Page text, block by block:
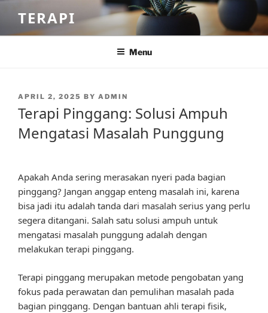
content
TERAPI
Menu
POSTED
APRIL 2, 2025 BY ADMIN
Terapi Pinggang: Solusi Ampuh
Mengatasi Masalah Punggung
Apakah Anda sering merasakan nyeri pada bagian
pinggang? Jangan anggap enteng masalah ini, karena
bisa jadi itu adalah tanda dari masalah serius yang perlu
segera ditangani. Salah satu solusi ampuh untuk
mengatasi masalah punggung adalah dengan
melakukan terapi pinggang.
Terapi pinggang merupakan metode pengobatan yang
fokus pada perawatan dan pemulihan masalah pada
bagian pinggang. Dengan bantuan ahli terapi fisik,